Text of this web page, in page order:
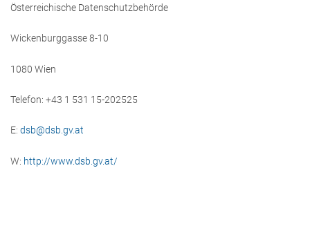
Österreichische Datenschutzbehörde
Wickenburggasse 8-10
1080 Wien
Telefon: +43 1 531 15-202525
E: dsb@dsb.gv.at
W: http://www.dsb.gv.at/